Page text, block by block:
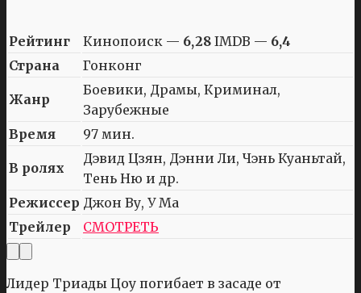
Рейтинг Кинопоиск — 6,28 IMDB — 6,4
Страна
Гонконг
Жанр
Боевики, Драмы, Криминал,
Зарубежные
Время
97 мин.
В ролях
Дэвид Цзян, Дэнни Ли, Чэнь Куаньтай,
Тень Ню и др.
Режиссер Джон Ву, У Ма
Трейлер
СМОТРЕТЬ
Лидер Триады Цоу погибает в засаде от